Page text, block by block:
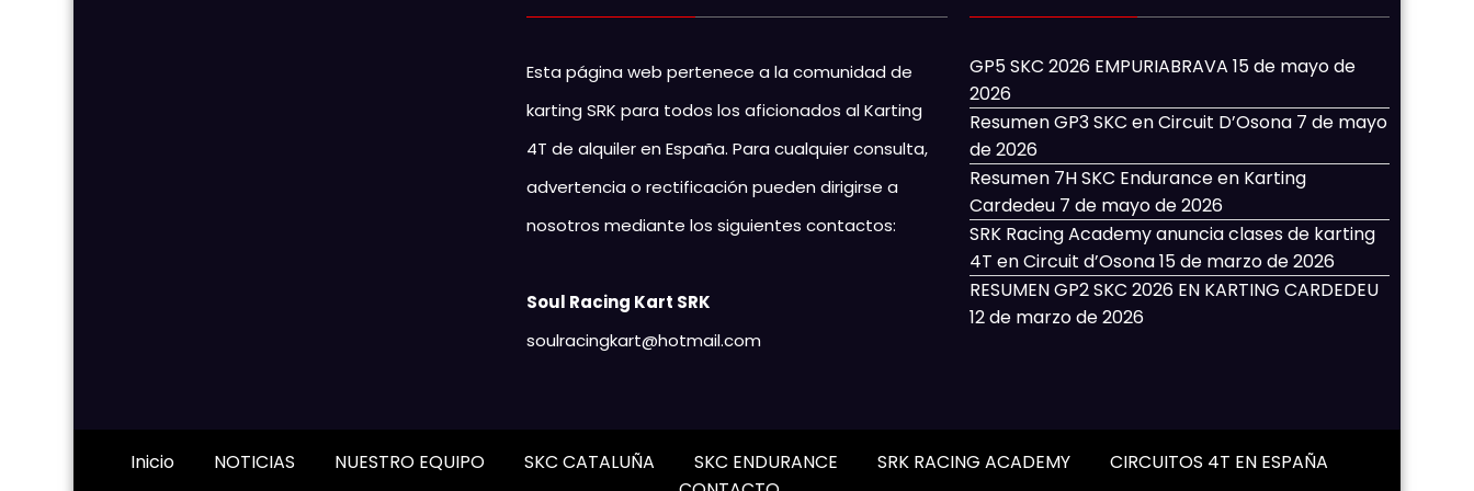
Esta página web pertenece a la comunidad de
karting SRK para todos los aficionados al Karting
4T de alquiler en España. Para cualquier consulta,
advertencia o rectificación pueden dirigirse a
nosotros mediante los siguientes contactos:
Soul Racing Kart SRK
soulracingkart@hotmail.com
GP5 SKC 2026 EMPURIABRAVA 15 de mayo de
2026
Resumen GP3 SKC en Circuit D’Osona 7 de mayo
de 2026
Resumen 7H SKC Endurance en Karting
Cardedeu 7 de mayo de 2026
SRK Racing Academy anuncia clases de karting
4T en Circuit d’Osona15 de marzo de 2026
RESUMEN GP2 SKC 2026 EN KARTING CARDEDEU
12 de marzo de 2026
Inicio NOTICIAS NUESTRO EQUIPO SKC CATALUÑA SKC ENDURANCE SRK RACING ACADEMY
CIRCUITOS 4T EN ESPAÑA